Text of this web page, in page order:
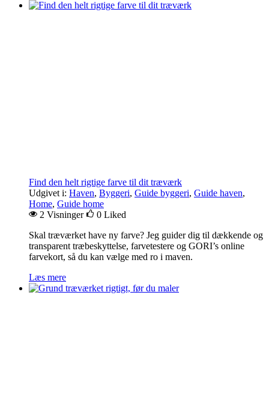
Find den helt rigtige farve til dit træværk
Udgivet i: Haven, Byggeri, Guide byggeri, Guide haven,
Home, Guide home
2 Visninger
0 Liked
Skal træværket have ny farve? Jeg guider dig til dækkende og
transparent træbeskyttelse, farvetestere og GORI’s online
farvekort, så du kan vælge med ro i maven.
Læs mere